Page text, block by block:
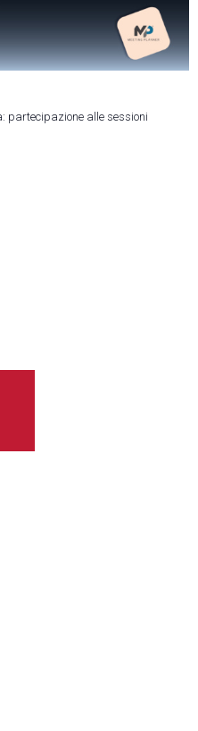
partecipazione alle sessioni